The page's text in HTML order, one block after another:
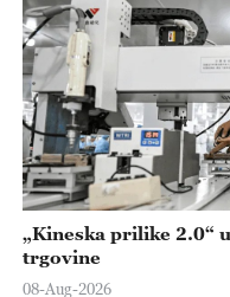
„Kineska prilike 2.0“
trgovine
08-Aug-2026